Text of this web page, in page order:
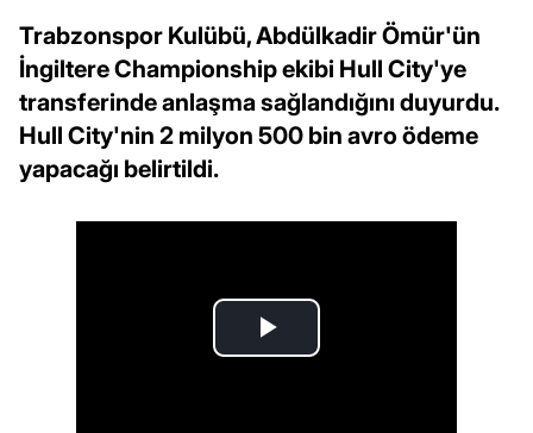
Trabzonspor Kulübü, Abdülkadir Ömür'ün
İngiltere Championship ekibi Hull City'ye
transferinde anlaşma sağlandığını duyurdu.
Hull City'nin 2 milyon 500 bin avro ödeme
yapacağı belirtildi.